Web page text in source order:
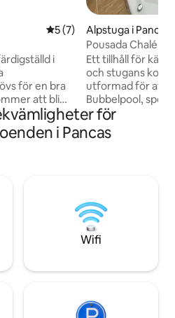
5 av 5 i genomsnittligt
5 (7)
i
för en bra
att bli
uppfylls.
ny säng och
en
Alpstuga i Pancas
Pousada Chalé
för kärleken
Ett tillhåll för kärlek Mellan naturens
och stugans
utformad för att
Bubbelpool,
och vin ... allt för
för två till
har fryst mat i
kommer att
för
i Pancas
Wifi